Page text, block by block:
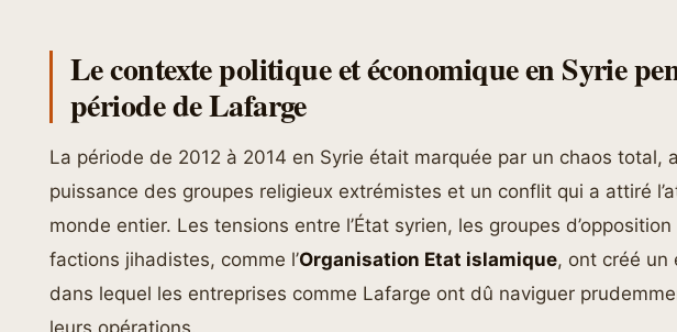
Le contexte politique et économique en Syrie
période de Lafarge
La période de 2012 à 2014 en Syrie était marquée par un chaos total,
puissance des groupes religieux extrémistes et un conflit qui a attiré
monde entier. Les tensions entre l’État syrien, les groupes
factions jihadistes, comme l’Organisation Etat islamique, ont créé un
dans lequel les entreprises comme Lafarge ont dû naviguer
leurs opérations.